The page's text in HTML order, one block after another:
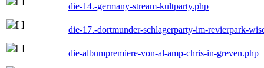
die-14.-germany-stream-kultparty.php
die-17.-dortmunder-schlagerparty-im-revierpark-
die-albumpremiere-von-al-amp-chris-in-greven.php